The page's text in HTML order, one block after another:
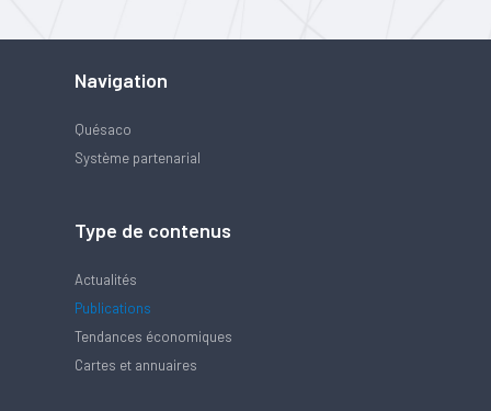
Navigation
Quésaco
Système partenarial
Type de contenus
Actualités
Publications
Tendances économiques
Cartes et annuaires